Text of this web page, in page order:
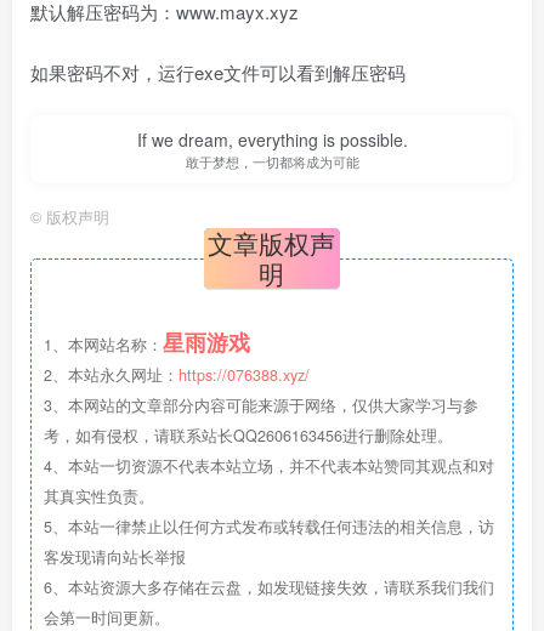
默认解压密码为：www.mayx.xyz
如果密码不对，运行exe文件可以看到解压密码
If we dream, everything is possible.
敢于梦想，一切都将成为可能
© 版权声明
文章版权声
明
1、本网站名称： 星雨游戏
2、本站永久网址： https://076388.xyz/
3、本网站的文章部分内容可能来源于网络，仅供大家学习与参
考，如有侵权，请联系站长QQ2606163456进行删除处理。
4、本站一切资源不代表本站立场，并不代表本站赞同其观点和对
其真实性负责。
5、本站一律禁止以任何方式发布或转载任何违法的相关信息，访
客发现请向站长举报
6、本站资源大多存储在云盘，如发现链接失效，请联系我们我们
会第一时间更新。